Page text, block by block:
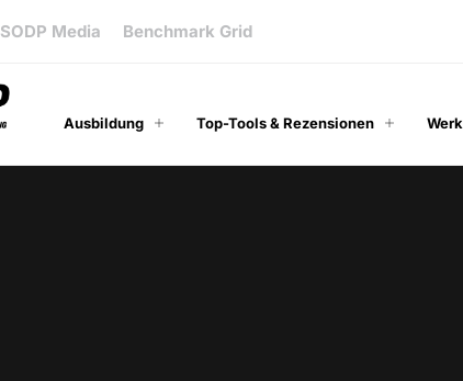
SODP Media Benchmark Grid
Ausbildung Top-Tools & Rezensionen